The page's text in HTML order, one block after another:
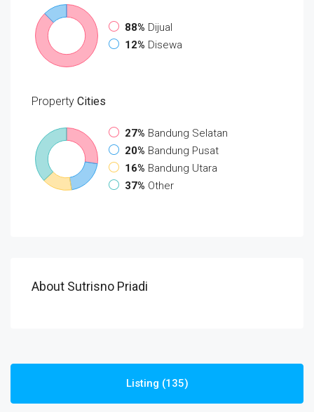
88% Dijual
12% Disewa
Property Cities
27% Bandung Selatan
20% Bandung Pusat
16% Bandung Utara
37% Other
About Sutrisno Priadi
Listing (135)